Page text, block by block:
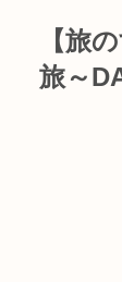
【旅
旅～